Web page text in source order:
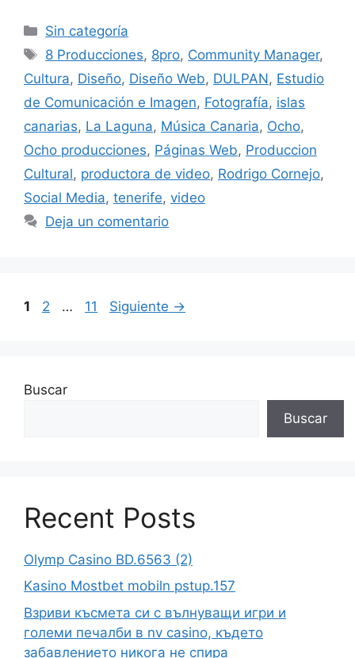
Sin categoría
8 Producciones, 8pro, Community Manager,
Cultura, Diseño, Diseño Web, DULPAN, Estudio
de Comunicación e Imagen, Fotografía, islas
canarias, La Laguna, Música Canaria, Ocho,
Ocho producciones, Páginas Web, Produccion
Cultural, productora de video, Rodrigo Cornejo,
Social Media, tenerife, video
Deja un comentario
1 2 … 11 Siguiente →
Buscar
Buscar
Recent Posts
Olymp Casino BD.6563 (2)
Kasino Mostbet mobiln pstup.157
Взриви късмета си с вълнуващи игри и
големи печалби в nv casino, където
забавлението никога не спира